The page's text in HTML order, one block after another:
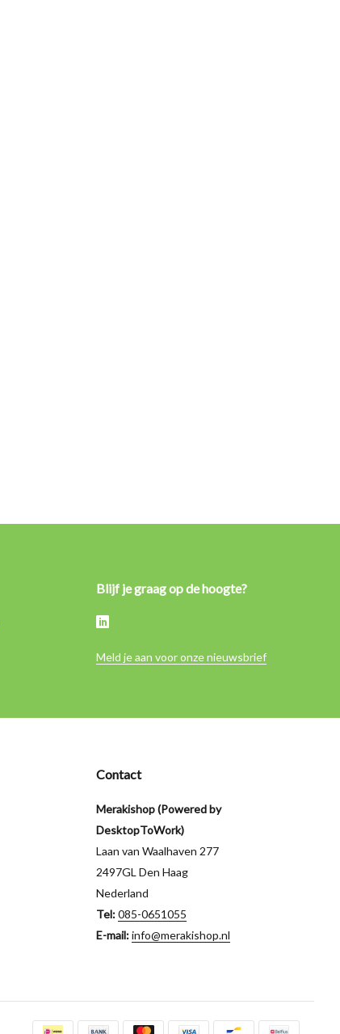
Blijf je graag op de hoogte?
Meld je aan voor onze nieuwsbrief
Contact
Merakishop (Powered by
DesktopToWork)
Laan van Waalhaven 277
2497GL Den Haag
Nederland
Tel:085-0651055
E-mail:info@merakishop.nl